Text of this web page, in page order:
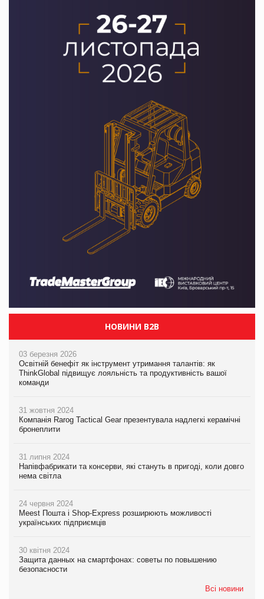
НОВИНИ B2B
03 березня 2026
Освітній бенефіт як інструмент утримання талантів: як
ThinkGlobal підвищує лояльність та продуктивність вашої
команди
31 жовтня 2024
Компанія Rarog Tactical Gear презентувала надлегкі керамічні
бронеплити
31 липня 2024
Напівфабрикати та консерви, які стануть в пригоді, коли довго
нема світла
24 червня 2024
Meest Пошта і Shop-Express розширюють можливості
українських підприємців
30 квітня 2024
Защита данных на смартфонах: советы по повышению
безопасности
Всі новини